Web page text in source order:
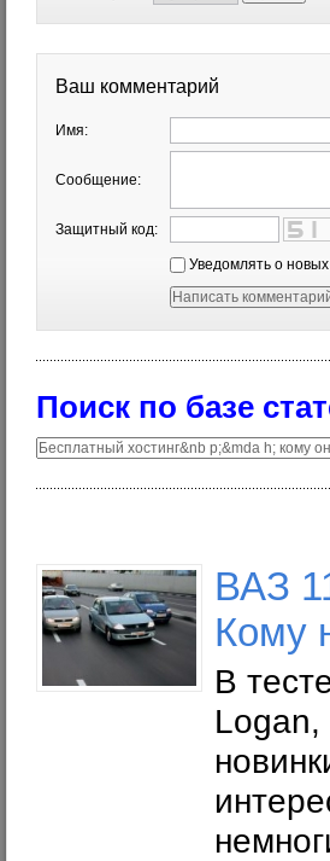
Ваш комментарий
Имя:
Сообщение:
Защитный код:
Уведомлять о
Поиск по базе
ВАЗ
Кому
В
Logan,